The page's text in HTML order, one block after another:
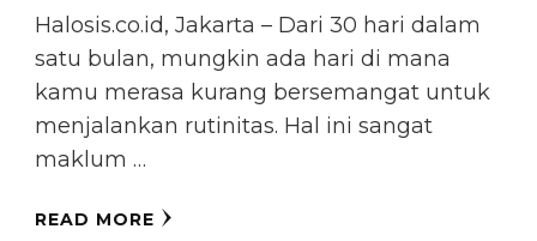
Halosis.co.id, Jakarta – Dari 30 hari dalam
satu bulan, mungkin ada hari di mana
kamu merasa kurang bersemangat untuk
menjalankan rutinitas. Hal ini sangat
maklum …
READ MORE